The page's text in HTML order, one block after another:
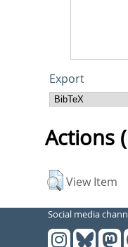
Export
Actions
View Item
Social media